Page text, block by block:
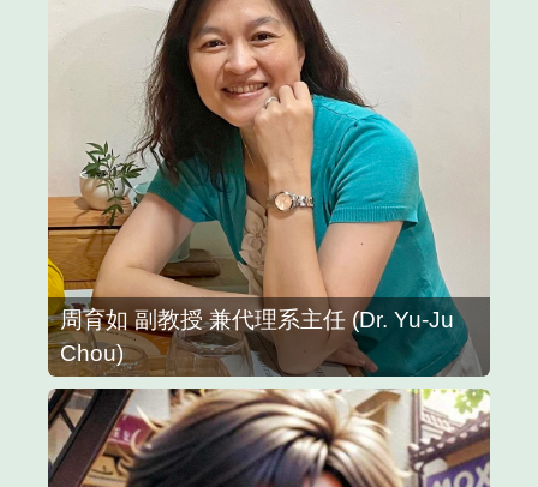
周育如 副教授 兼代理系主任 (Dr. Yu-Ju
Chou)